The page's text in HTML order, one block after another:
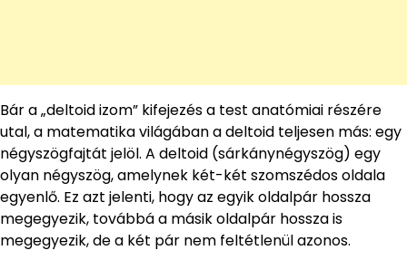
Bár a „deltoid izom” kifejezés a test anatómiai részére
utal, a matematika világában a deltoid teljesen más: egy
négyszögfajtát jelöl. A deltoid (sárkánynégyszög) egy
olyan négyszög, amelynek két-két szomszédos oldala
egyenlő. Ez azt jelenti, hogy az egyik oldalpár hossza
megegyezik, továbbá a másik oldalpár hossza is
megegyezik, de a két pár nem feltétlenül azonos.